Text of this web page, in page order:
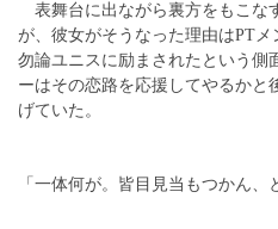
表舞台に出ながら裏方をもこな
が、彼女がそうなった理由はPTメ
勿論ユニスに励まされたという側
ーはその恋路を応援してやるかと
げていた。
「一体何が。皆目見当もつかん、